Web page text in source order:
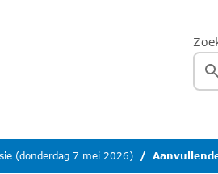
(donderdag 7 mei 2026) Aanvullende